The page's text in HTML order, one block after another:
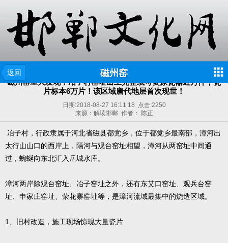
返回 磁州窑
磁州窑重大发现！冶子村窑址出土完整或可复原瓷器近万件，瓷
片标本6万片！该区域唐代地层首次现世！
日期:2018-08-27 16:11:18 点击:2250
来源：解读邯郸 作者： 陈正
冶子村，行政隶属于河北省磁县都党乡，位于都党乡最南部，漳河出
太行山山口的西岸上，隔河与观台窑址相望，漳河从两窑址中间通
过，蜿蜒向东北汇入岳城水库。
漳河两岸除观台窑址、冶子窑址之外，还有东艾口窑址、观兵台窑
址、申家庄窑址、荣花寨窑址等，是漳河流域最集中的烧造区域。
1、旧村改造，施工现场惊现大量瓷片